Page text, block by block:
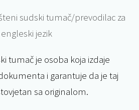
sudski tumač/prevodilac za
engleski jezik
tumač je osoba koja izdaje
i garantuje da je taj
sa originalom.